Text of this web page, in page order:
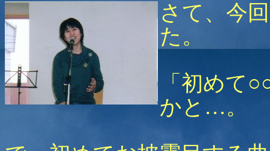
さて、今
た。
「初めて
かと…。